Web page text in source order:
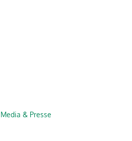
Media & Presse